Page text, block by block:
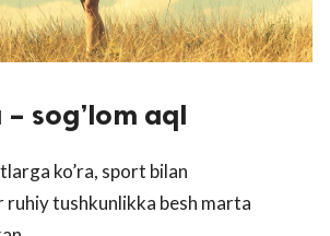
– sog’lom aql
ko’ra, sport bilan
ruhiy tushkunlikka besh marta